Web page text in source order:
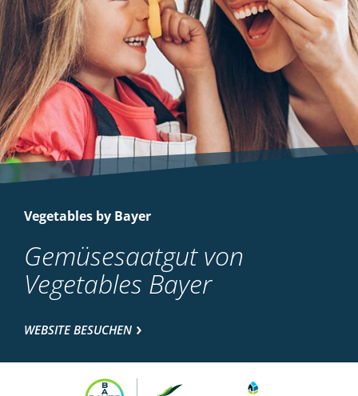
Vegetables by Bayer
Gemüsesaatgut von
Vegetables Bayer
WEBSITE BESUCHEN